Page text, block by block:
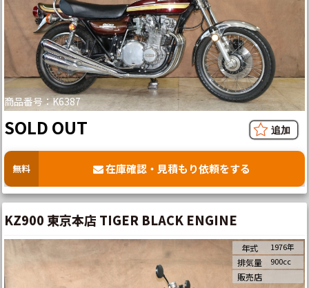
商品番号：K6387
SOLD OUT
無料 在庫確認・見積もり依頼をする
KZ900 東京本店 TIGER BLACK ENGINE
年式 1976年
排気量 900cc
販売店